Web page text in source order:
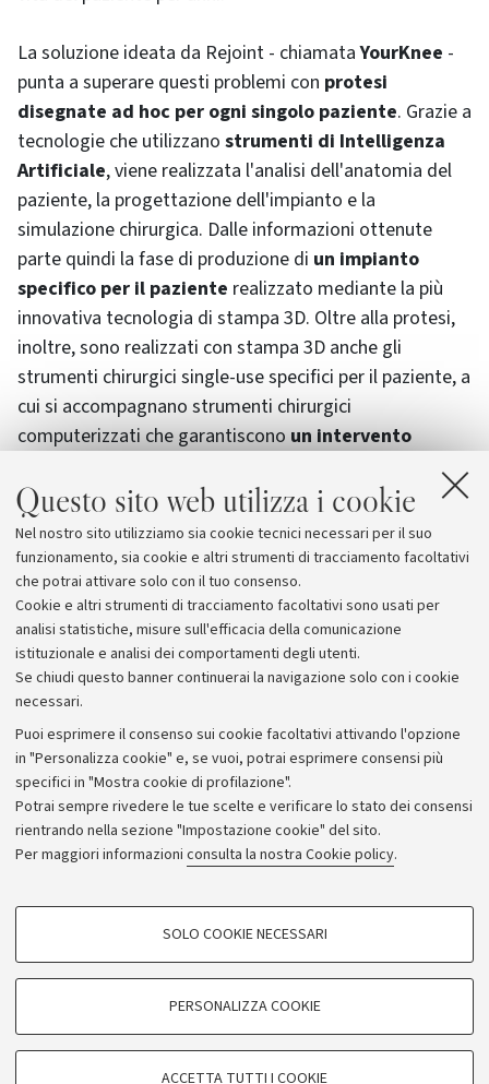
Questo sito web utilizza i cookie
Nel nostro sito utilizziamo sia cookie tecnici necessari per il suo
funzionamento, sia cookie e altri strumenti di tracciamento facoltativi
che potrai attivare solo con il tuo consenso.
Cookie e altri strumenti di tracciamento facoltativi sono usati per
analisi statistiche, misure sull'efficacia della comunicazione
istituzionale e analisi dei comportamenti degli utenti.
Se chiudi questo banner continuerai la navigazione solo con i cookie
necessari.
Puoi esprimere il consenso sui cookie facoltativi attivando l'opzione
in "Personalizza cookie" e, se vuoi, potrai esprimere consensi più
specifici in "Mostra cookie di profilazione".
Potrai sempre rivedere le tue scelte e verificare lo stato dei consensi
rientrando nella sezione "Impostazione cookie" del sito.
Per maggiori informazioni consulta la nostra Cookie policy.
COOKIE DI PROFILAZIONE - FACOLTATIVI
COOKIE TECNICI - NECESSARI
SOLO COOKIE NECESSARI
PERSONALIZZA COOKIE
ACCETTA TUTTI I COOKIE
La soluzione ideata da Rejoint - chiamataYourKnee -
punta a superare questi problemi con protesi
disegnate ad hoc per ogni singolo paziente. Grazie a
tecnologie che utilizzano strumenti di Intelligenza
Artificiale, viene realizzata l'analisi dell'anatomia del
paziente, la progettazione dell'impianto e la
simulazione chirurgica. Dalle informazioni ottenute
parte quindi la fase di produzione di un impianto
specifico per il paziente realizzato mediante la più
innovativa tecnologia di stampa 3D. Oltre alla protesi,
inoltre, sono realizzati con stampa 3D anche gli
strumenti chirurgici single-use specifici per il paziente, a
cui si accompagnano strumenti chirurgici
computerizzati che garantiscono un intervento
. Infine, la soluzione
messa a punto da Rejoint comprende anche l'utilizzo di
un tutore sensorizzatoche permette di monitorare
anche da remoto il recupero chirurgico e la
riabilitazione del paziente.
Archivio
Comunicati stampa
Redazione
Rassegna stampa
© Copyright 2026 - ALMA MATER STUDIORUM - Università di
Bologna - Via Zamboni, 33 - 40126 Bologna - PI: 01131710376 -
CF: 80007010376